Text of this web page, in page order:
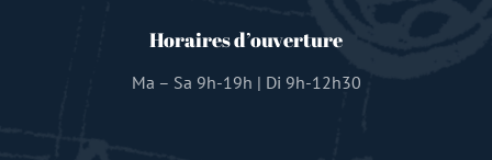
Horaires d’ouverture
Ma – Sa 9h-19h | Di 9h-12h30